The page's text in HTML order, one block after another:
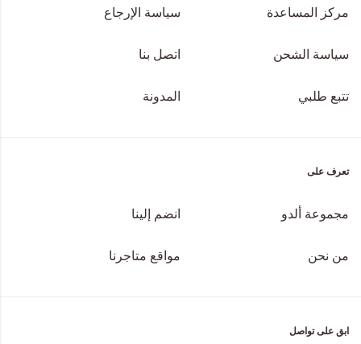
مركز المساعدة سياسة الإرجاع
سياسة الشحن اتصل بنا
تتبع طلبي المدونة
تعرف على
مجموعة ألدو انضم إلينا
من نحن مواقع متاجرنا
ابق على تواصل